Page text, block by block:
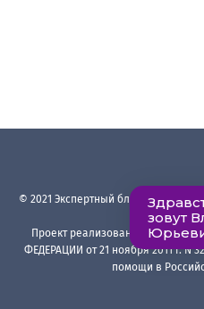
© 2021 Экспертный блог Ардашева
с опытом
Проект реализован в рамках
ФЕДЕРАЦИИ от 21 ноября 2011 г. N
помощи в